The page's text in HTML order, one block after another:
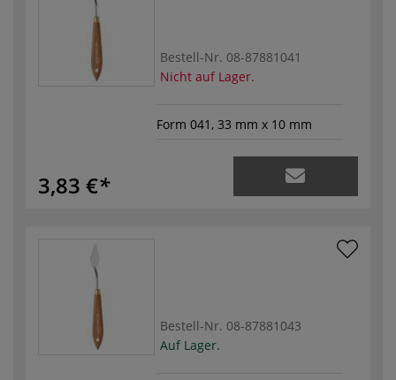
Bestell-Nr. 08-87881041
Nicht auf Lager.
Form 041, 33 mm x 10 mm
3,83 €
Bestell-Nr. 08-87881043
Auf Lager.